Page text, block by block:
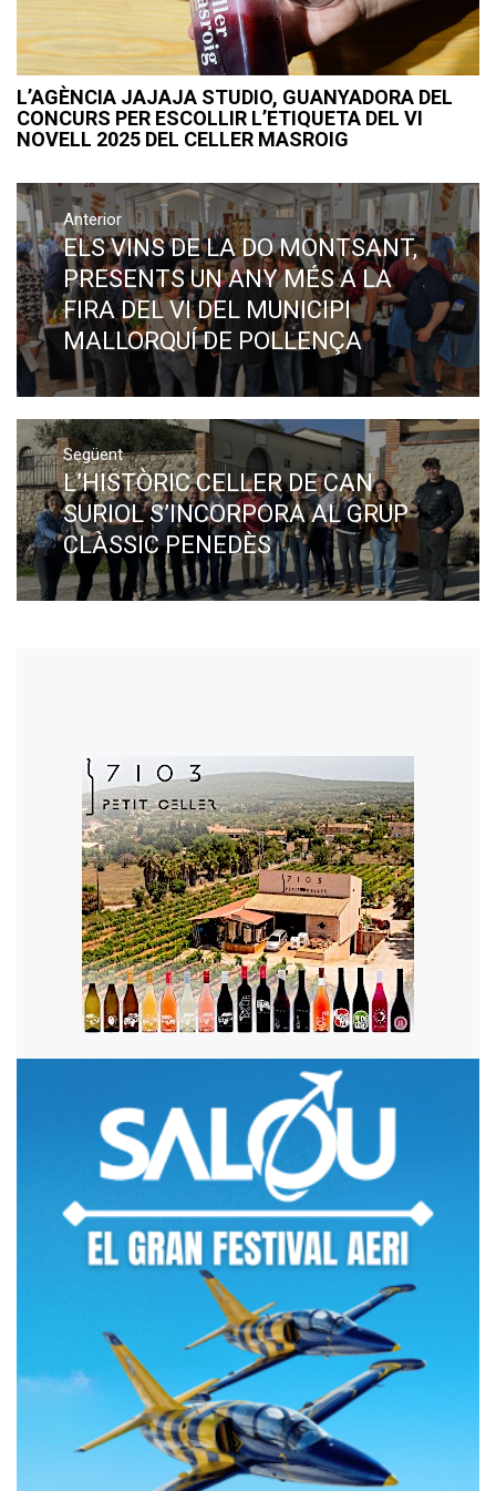
L’AGÈNCIA JAJAJA STUDIO, GUANYADORA DEL
CONCURS PER ESCOLLIR L’ETIQUETA DEL VI
NOVELL 2025 DEL CELLER MASROIG
Navegació
d'entrades
Anterior
Previous
post:
ELS VINS DE LA DO MONTSANT,
PRESENTS UN ANY MÉS A LA
FIRA DEL VI DEL MUNICIPI
MALLORQUÍ DE POLLENÇA
Següent
Next
post:
L’HISTÒRIC CELLER DE CAN
SURIOL S’INCORPORA AL GRUP
CLÀSSIC PENEDÈS